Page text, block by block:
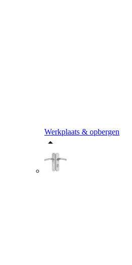
Werkplaats & opbergen